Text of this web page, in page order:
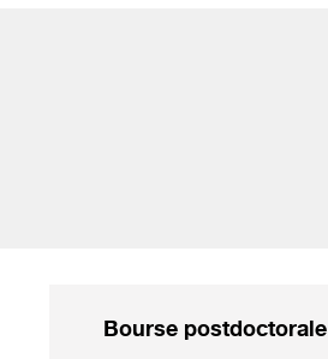
Bourse postdoctorale